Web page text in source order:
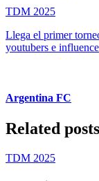
TDM 2025
Llega el primer
youtubers e
Argentina FC
Related posts
TDM 2025